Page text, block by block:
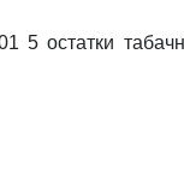
5 остатки